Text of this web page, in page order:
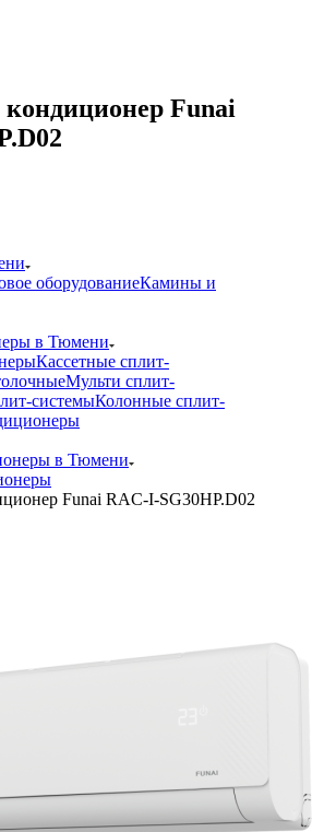
Funai
оборудованиеКамины и
в Тюмени
Кассетные сплит-
Мульти сплит-
системыКолонные сплит-
в Тюмени
Funai RAC-I-SG30HP.D02